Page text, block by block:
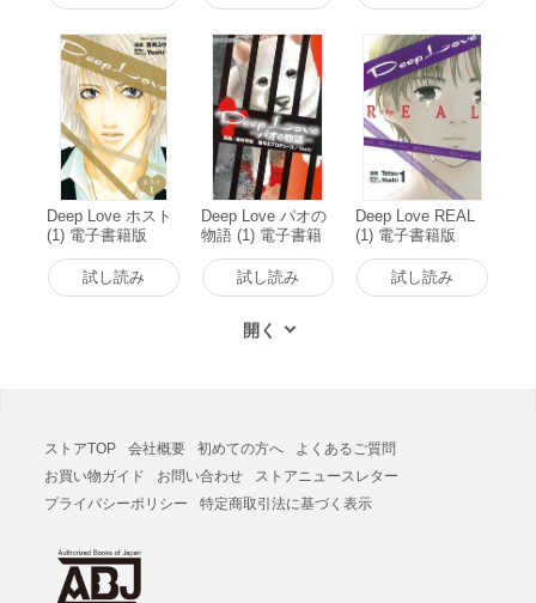
Deep Love ホスト
(1) 電子書籍版
試し読み
Deep Love パオの
物語 (1) 電子書籍
試し読み
Deep Love REAL
(1) 電子書籍版
試し読み
ストアTOP 会社概要 初めての方へ
よくあるご質問
お買い物ガイド
お問い合わせ
ストアニュースレター
プライバシーポリシー
特定商取引法に基づく表示